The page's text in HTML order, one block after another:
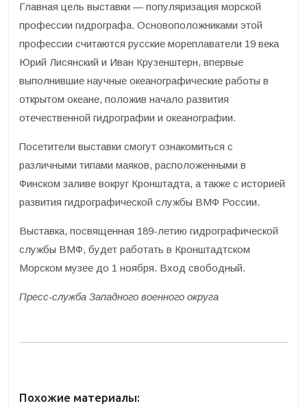
Главная цель выставки — популяризация морской
профессии гидрографа. Основоположниками этой
профессии считаются русские мореплаватели 19 века
Юрий Лисянский и Иван Крузенштерн, впервые
выполнившие научные океанографические работы в
открытом океане, положив начало развития
отечественной гидрографии и океанографии.
Посетители выставки смогут ознакомиться с
различными типами маяков, расположенными в
Финском заливе вокруг Кронштадта, а также с историей
развития гидрографической службы ВМФ России.
Выставка, посвященная 189-летию гидрографической
службы ВМФ, будет работать в Кронштадтском
Морском музее до 1 ноября. Вход свободный.
Пресс-служба Западного военного округа
Похожие материалы: